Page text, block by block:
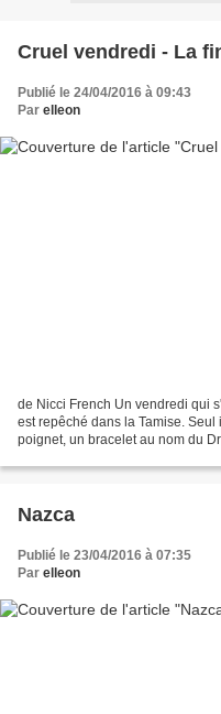
Cruel vendredi - La
Publié le 24/04/2016 à 09:43
Par elleon
de Nicci French Un vendredi qui
est repêché dans la Tamise.
poignet, un bracelet au nom du
Nazca
Publié le 23/04/2016 à 07:35
Par elleon